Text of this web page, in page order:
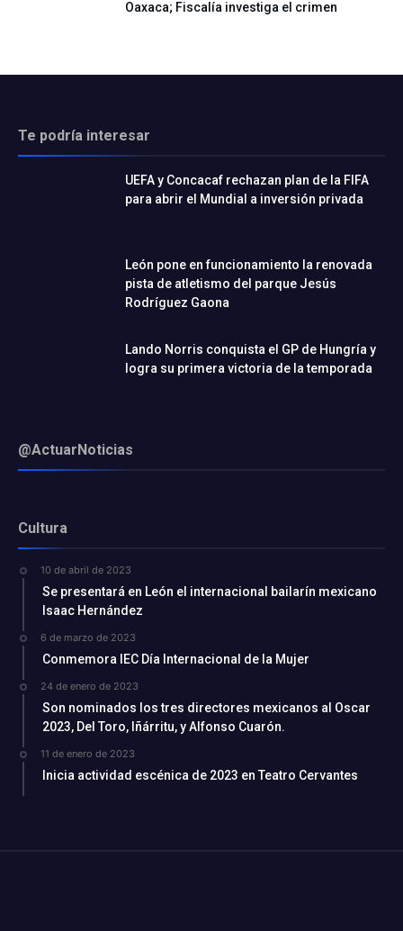
Oaxaca; Fiscalía investiga el crimen
Te podría interesar
UEFA y Concacaf rechazan plan de la FIFA
para abrir el Mundial a inversión privada
León pone en funcionamiento la renovada
pista de atletismo del parque Jesús
Rodríguez Gaona
Lando Norris conquista el GP de Hungría y
logra su primera victoria de la temporada
@ActuarNoticias
Cultura
10 de abril de 2023
Se presentará en León el internacional bailarín mexicano
Isaac Hernández
6 de marzo de 2023
Conmemora IEC Día Internacional de la Mujer
24 de enero de 2023
Son nominados los tres directores mexicanos al Oscar
2023, Del Toro, Iñárritu, y Alfonso Cuarón.
11 de enero de 2023
Inicia actividad escénica de 2023 en Teatro Cervantes